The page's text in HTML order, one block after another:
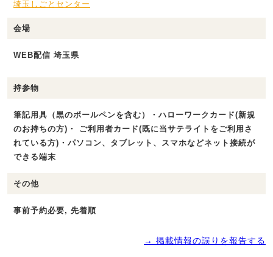
埼玉しごとセンター
会場
WEB配信 埼玉県
持参物
筆記用具（黒のボールペンを含む）・ハローワークカード(新規
のお持ちの方)・ ご利用者カード(既に当サテライトをご利用さ
れている方)・パソコン、タブレット、スマホなどネット接続が
できる端末
その他
事前予約必要, 先着順
→ 掲載情報の誤りを報告する